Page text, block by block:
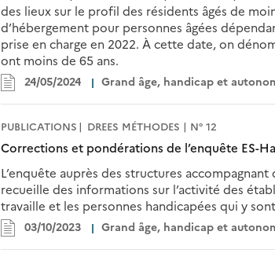
des lieux sur le profil des résidents âgés de
d’hébergement pour personnes âgées
prise en charge en 2022. À cette date, on
ont moins de 65 ans.
24/05/2024 Grand âge, handicap et
PUBLICATIONS DREES MÉTHODES | N° 12
Corrections et pondérations de l’enquête ES-
L’enquête auprès des structures
recueille des informations sur l’activité des
travaille et les personnes handicapées qui y
03/10/2023 Grand âge, handicap et